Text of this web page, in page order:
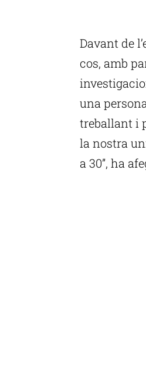
Davant de
cos, amb
una
treballant i
la nostra
a 30”, ha